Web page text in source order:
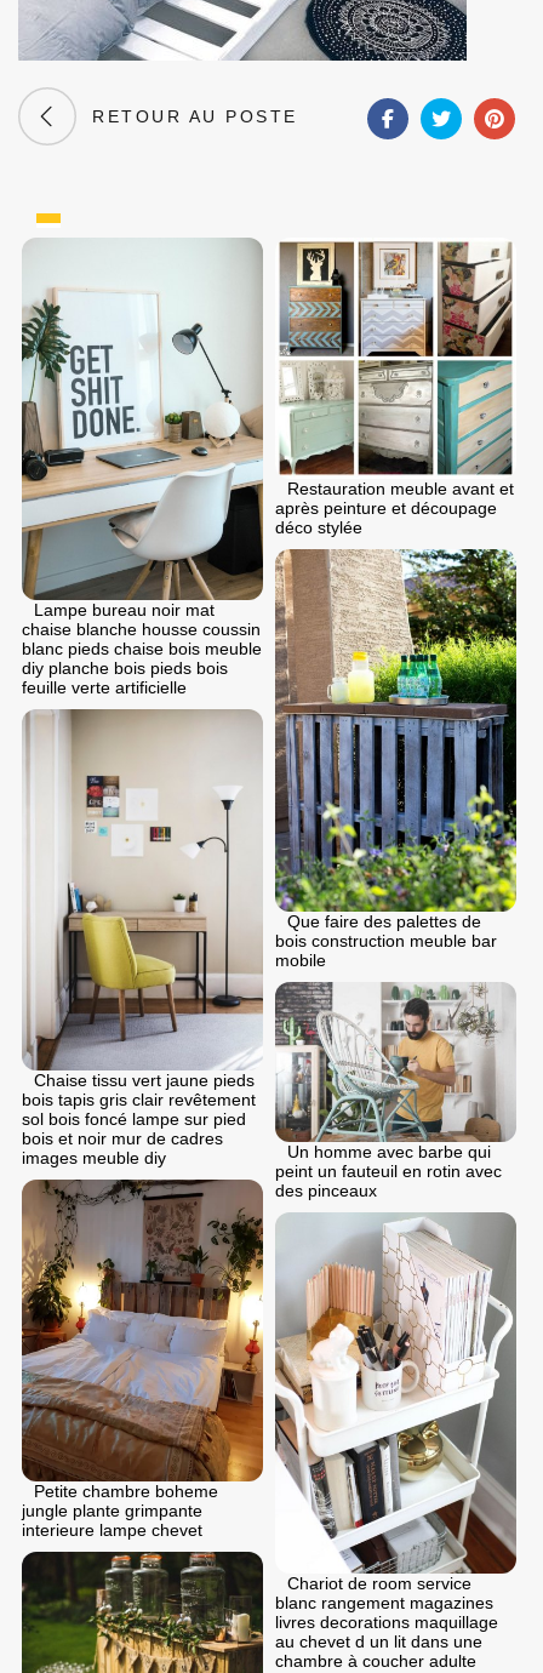
RETOUR AU POSTE
Lampe bureau noir mat
chaise blanche housse coussin
blanc pieds chaise bois meuble
diy planche bois pieds bois
feuille verte artificielle
Restauration meuble avant et
après peinture et découpage
déco stylée
Que faire des palettes de
bois construction meuble bar
mobile
Chaise tissu vert jaune pieds
bois tapis gris clair revêtement
sol bois foncé lampe sur pied
bois et noir mur de cadres
images meuble diy
Un homme avec barbe qui
peint un fauteuil en rotin avec
des pinceaux
Petite chambre boheme
jungle plante grimpante
interieure lampe chevet
Chariot de room service
blanc rangement magazines
livres decorations maquillage
au chevet d un lit dans une
chambre à coucher adulte